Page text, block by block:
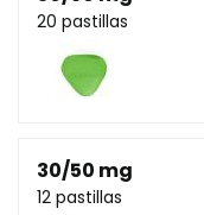
20 pastillas
30/50 mg
12 pastillas